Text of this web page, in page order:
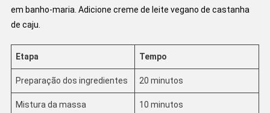
em banho-maria. Adicione creme de leite vegano de castanha
de caju.
Etapa Tempo
Preparação dos ingredientes 20 minutos
Mistura da massa 10 minutos